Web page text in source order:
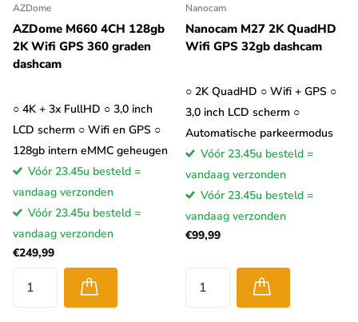
AZDome
AZDome M660 4CH 128gb
2K Wifi GPS 360 graden
dashcam
○ 4K + 3x FullHD ○ 3,0 inch
LCD scherm ○ Wifi en GPS ○
128gb intern eMMC geheugen
Vóór 23.45u besteld =
vandaag verzonden
Vóór 23.45u besteld =
vandaag verzonden
€249,99
Nanocam
Nanocam M27 2K QuadHD
Wifi GPS 32gb dashcam
○ 2K QuadHD ○ Wifi + GPS ○
3,0 inch LCD scherm ○
Automatische parkeermodus
Vóór 23.45u besteld =
vandaag verzonden
Vóór 23.45u besteld =
vandaag verzonden
€99,99